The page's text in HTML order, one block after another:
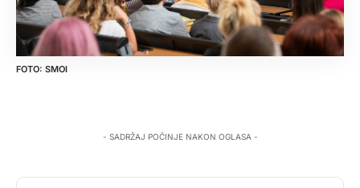
SMOI
- SADRŽAJ POČINJE NAKON OGLASA -